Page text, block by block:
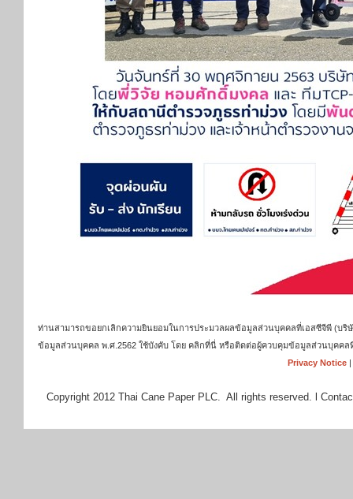
ท่านสามารถขอยกเลิกความยินยอมในการประมวลผลข้อมูลส่วนบุคคลที่เอสซีจีพี (บ
ข้อมูลส่วนบุคคล พ.ศ.2562 ใช้บังคับ โดย คลิกที่นี่ หรือติดต่อผู้ควบคุมข้อมูลส่วนบุคคล
Privacy Notice|
Copyright 2012 Thai Cane Paper PLC. All rights reserved. l